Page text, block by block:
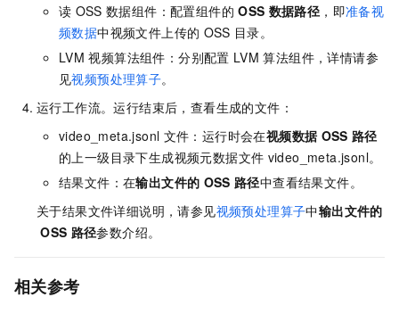
读 OSS 数据组件：配置组件的 OSS 数据路径 ，即准备视
频数据中视频文件上传的 OSS 目录。
LVM 视频算法组件：分别配置 LVM 算法组件，详情请参
见视频预处理算子。
运行工作流。运行结束后，查看生成的文件：
video_meta.jsonl 文件：运行时会在视频数据 OSS 路径
的上一级目录下生成视频元数据文件 video_meta.jsonl。
结果文件：在输出文件的 OSS 路径中查看结果文件。
关于结果文件详细说明，请参见视频预处理算子中输出文件的
OSS 路径参数介绍。
相关参考